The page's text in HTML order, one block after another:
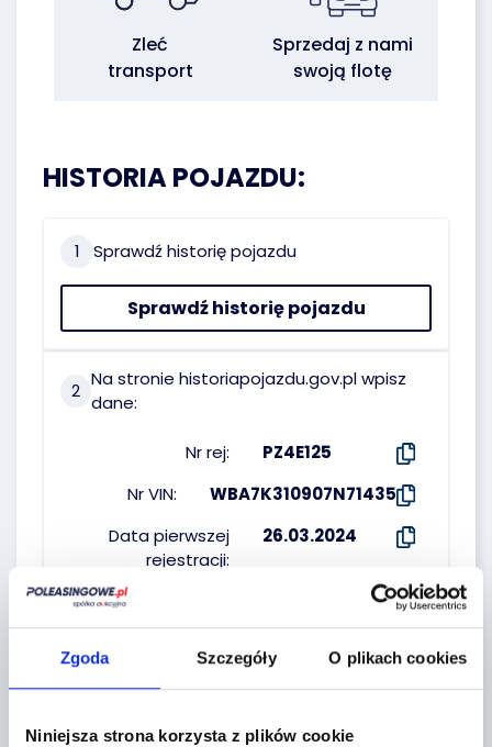
Zgoda Szczegóły O plikach cookies
Niniejsza strona korzysta z plików cookie
Zleć
transport
Sprzedaj z nami
swoją flotę
HISTORIA POJAZDU:
1 Sprawdź historię pojazdu
Sprawdź historię pojazdu
2
Na stronie historiapojazdu.gov.pl wpisz
dane:
Nr rej:
PZ4E125
Nr VIN:
WBA7K310907N71435
Data pierwszej
rejestracji:
26.03.2024
WŁAŚCICIEL :